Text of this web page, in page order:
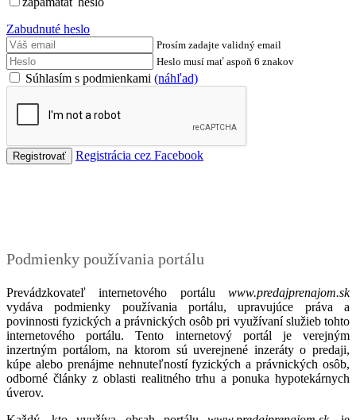
Zabudnuté heslo
Prosím zadajte validný email
Heslo musí mať aspoň 6 znakov
Súhlasím s podmienkami (náhľad)
Registrácia cez Facebook
Podmienky používania portálu
Prevádzkovateľ internetového portálu www.predajprenajom.sk
vydáva podmienky používania portálu, upravujúce práva a
povinnosti fyzických a právnických osôb pri využívaní služieb tohto
internetového portálu. Tento internetový portál je verejným
inzertným portálom, na ktorom sú uverejnené inzeráty o predaji,
kúpe alebo prenájme nehnuteľností fyzických a právnických osôb,
odborné články z oblasti realitného trhu a ponuka hypotekárnych
úverov.